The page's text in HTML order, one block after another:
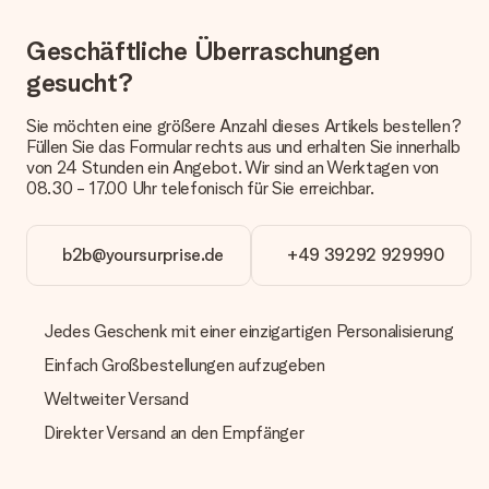
Welche Lieferoptionen stehen zur Verfügung?
Derzeit können wir (noch) keine verschiedenen Lieferoptionen
anbieten. Das Geschenk, das bestellt wird, wird als Paket oder
oder Päckchen geliefert wird, kontaktiere bitte unseren
Kundenservice.
Zahlung
Wie kann ich meine Bestellung bezahlen?
Wir bieten die folgenden Zahlungsoptionen an: Vorauskasse
mit normaler Überweisung, Sofortüberweisung, Paypal,
Kreditkarte oder auf Rechnung über Klarna. Bei einer
Geschenks jedoch um 3 Werktage.
Geschenk empfangen
Was, wenn das Geschenk meine Erwartungen nicht
erfüllt?
Geschäftliche Überraschungen
gesucht?
Sie möchten eine größere Anzahl dieses Artikels bestellen?
Füllen Sie das Formular rechts aus und erhalten Sie innerhalb
von 24 Stunden ein Angebot. Wir sind an Werktagen von
08.30 - 17.00 Uhr telefonisch für Sie erreichbar.
b2b@yoursurprise.de +49 39292 929990
Jedes Geschenk mit einer einzigartigen Personalisierung
Einfach Großbestellungen aufzugeben
Weltweiter Versand
Direkter Versand an den Empfänger